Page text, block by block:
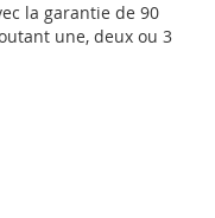
la garantie de 90
une, deux ou 3